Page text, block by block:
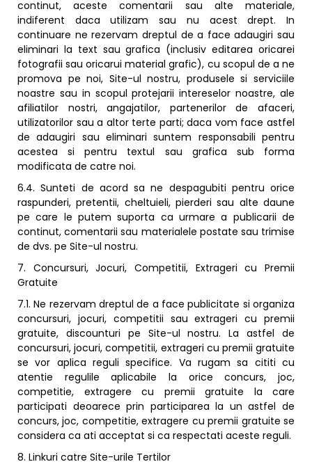
continut, aceste comentarii sau alte materiale,
indiferent daca utilizam sau nu acest drept. In
continuare ne rezervam dreptul de a face adaugiri sau
eliminari la text sau grafica (inclusiv editarea oricarei
fotografii sau oricarui material grafic), cu scopul de a ne
promova pe noi, Site-ul nostru, produsele si serviciile
noastre sau in scopul protejarii intereselor noastre, ale
afiliatilor nostri, angajatilor, partenerilor de afaceri,
utilizatorilor sau a altor terte parti; daca vom face astfel
de adaugiri sau eliminari suntem responsabili pentru
acestea si pentru textul sau grafica sub forma
modificata de catre noi.
6.4. Sunteti de acord sa ne despagubiti pentru orice
raspunderi, pretentii, cheltuieli, pierderi sau alte daune
pe care le putem suporta ca urmare a publicarii de
continut, comentarii sau materialele postate sau trimise
de dvs. pe Site-ul nostru.
7. Concursuri, Jocuri, Competitii, Extrageri cu Premii
Gratuite
7.1. Ne rezervam dreptul de a face publicitate si organiza
concursuri, jocuri, competitii sau extrageri cu premii
gratuite, discounturi pe Site-ul nostru. La astfel de
concursuri, jocuri, competitii, extrageri cu premii gratuite
se vor aplica reguli specifice. Va rugam sa cititi cu
atentie regulile aplicabile la orice concurs, joc,
competitie, extragere cu premii gratuite la care
participati deoarece prin participarea la un astfel de
concurs, joc, competitie, extragere cu premii gratuite se
considera ca ati acceptat si ca respectati aceste reguli.
8. Linkuri catre Site-urile Tertilor